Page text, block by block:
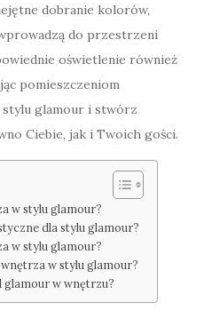
dobranie kolorów,
do przestrzeni
oświetlenie również
pomieszczeniom
glamour i stwórz
Ciebie, jak i Twoich gości.
w stylu glamour?
dla stylu glamour?
w stylu glamour?
w stylu glamour?
glamour w wnętrzu?